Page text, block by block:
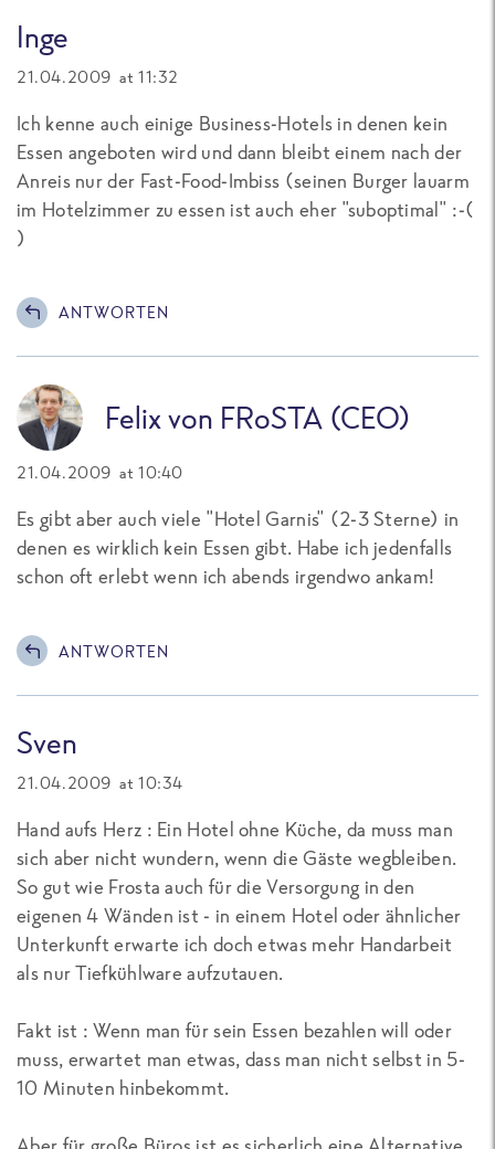
Inge
21.04.2009 at 11:32
Ich kenne auch einige Business-Hotels in denen kein
Essen angeboten wird und dann bleibt einem nach der
Anreis nur der Fast-Food-Imbiss (seinen Burger lauarm
im Hotelzimmer zu essen ist auch eher "suboptimal" :-(
)
ANTWORTEN
Felix von FRoSTA (CEO)
21.04.2009 at 10:40
Es gibt aber auch viele "Hotel Garnis" (2-3 Sterne) in
denen es wirklich kein Essen gibt. Habe ich jedenfalls
schon oft erlebt wenn ich abends irgendwo ankam!
ANTWORTEN
Sven
21.04.2009 at 10:34
Hand aufs Herz : Ein Hotel ohne Küche, da muss man
sich aber nicht wundern, wenn die Gäste wegbleiben.
So gut wie Frosta auch für die Versorgung in den
eigenen 4 Wänden ist - in einem Hotel oder ähnlicher
Unterkunft erwarte ich doch etwas mehr Handarbeit
als nur Tiefkühlware aufzutauen.
Fakt ist : Wenn man für sein Essen bezahlen will oder
muss, erwartet man etwas, dass man nicht selbst in 5-
10 Minuten hinbekommt.